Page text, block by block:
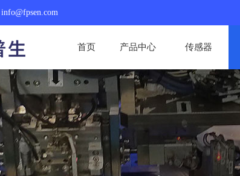
info@fpsen.com
首页 产品中心 传感器